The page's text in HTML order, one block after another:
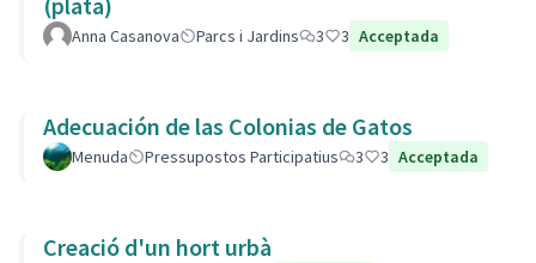
Anna Casanova Parcs i Jardins 3 3 Acceptada
Adecuación de las Colonias de Gatos
Menuda Pressupostos Participatius 3 3 Acceptada
Creació d'un hort urbà